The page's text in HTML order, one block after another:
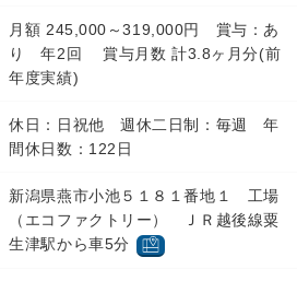
月額 245,000～319,000円 賞与：あ
り 年2回 賞与月数 計3.8ヶ月分(前
年度実績)
休日：日祝他 週休二日制：毎週 年
間休日数：122日
新潟県燕市小池５１８１番地１ 工場
（エコファクトリー） ＪＲ越後線粟
生津駅から車5分